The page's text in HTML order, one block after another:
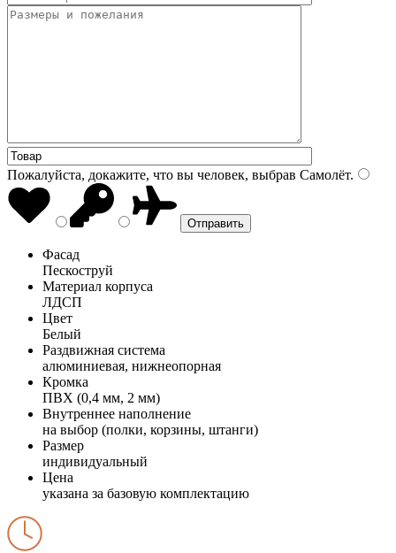
Пожалуйста, докажите, что вы человек, выбрав Самолёт.
Фасад
Пескоструй
Материал корпуса
ЛДСП
Цвет
Белый
Раздвижная система
алюминиевая, нижнеопорная
Кромка
ПВХ (0,4 мм, 2 мм)
Внутреннее наполнение
на выбор (полки, корзины, штанги)
Размер
индивидуальный
Цена
указана за базовую комплектацию